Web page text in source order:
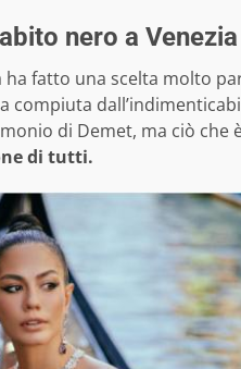
nero a
fatto una scelta molto
compiuta
di Demet, ma ciò che
di tutti.